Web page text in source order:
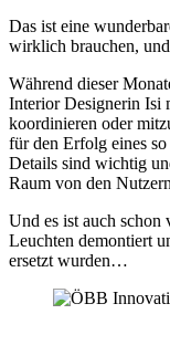
Das ist eine
wirklich brauchen,
Während dieser
Interior Designerin Isi
koordinieren oder
für den Erfolg eines
Details sind wichtig
Raum von den
Und es ist auch schon
Leuchten demontiert
ersetzt wurden…